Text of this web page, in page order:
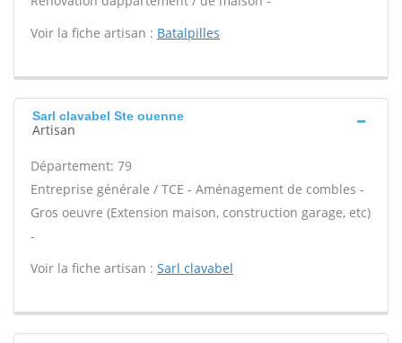
Voir la fiche artisan : Batalpilles
Sarl clavabel Ste ouenne
Artisan
Département: 79
Entreprise générale / TCE - Aménagement de combles -
Gros oeuvre (Extension maison, construction garage, etc)
-
Voir la fiche artisan : Sarl clavabel